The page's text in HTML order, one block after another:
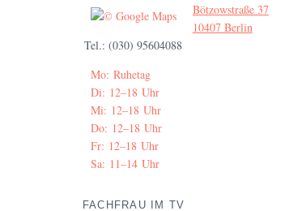
Bötzowstraße 37
10407 Berlin
Tel.: (030) 95604088
Mo: Ruhetag
Di: 12–18 Uhr
Mi: 12–18 Uhr
Do: 12–18 Uhr
Fr: 12–18 Uhr
Sa: 11–14 Uhr
FACHFRAU IM TV